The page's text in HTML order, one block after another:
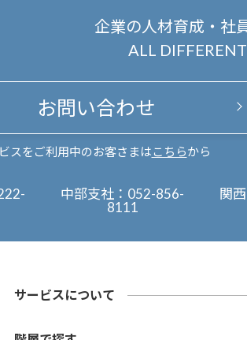
企業の人材育成・社
ALL
お問い合わせ
スをご利用中のお客さまは こちらから
中部支社： 052-856-
8111
関
サービスについて